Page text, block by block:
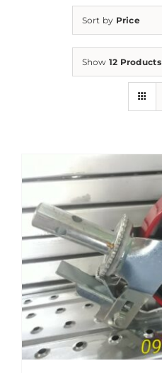
Sort by Price
Show 12 Products